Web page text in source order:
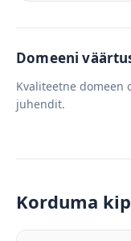
Domeeni
Kvaliteetne domeen
juhendit.
Korduma